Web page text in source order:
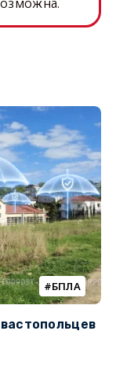
БПЛА